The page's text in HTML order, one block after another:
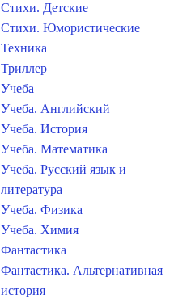
Стихи. Детские
Стихи. Юмористические
Техника
Триллер
Учеба
Учеба. Английский
Учеба. История
Учеба. Математика
Учеба. Русский язык и
литература
Учеба. Физика
Учеба. Химия
Фантастика
Фантастика. Альтернативная
история